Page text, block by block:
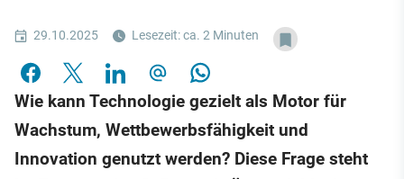
29.10.2025 Lesezeit: ca. 2 Minuten
Wie kann Technologie gezielt als Motor für
Wachstum, Wettbewerbsfähigkeit und
Innovation genutzt werden? Diese Frage steht